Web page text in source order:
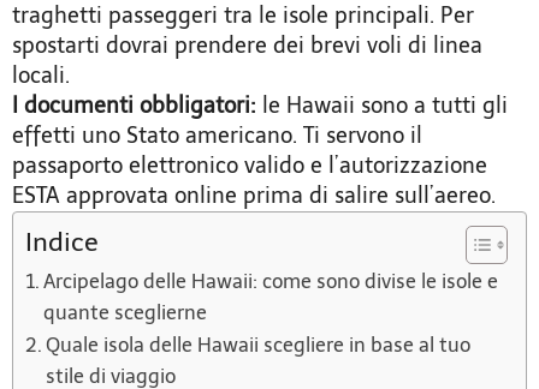
traghetti passeggeri tra le isole principali. Per
spostarti dovrai prendere dei brevi voli di linea
locali.
I documenti obbligatori: le Hawaii sono a tutti gli
effetti uno Stato americano. Ti servono il
passaporto elettronico valido e l’autorizzazione
ESTA approvata online prima di salire sull’aereo.
Indice
Arcipelago delle Hawaii: come sono divise le isole e
quante sceglierne
Quale isola delle Hawaii scegliere in base al tuo
stile di viaggio